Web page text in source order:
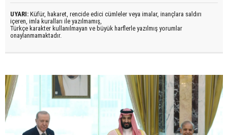
UYARI: Küfür, hakaret, rencide edici cümleler veya imalar, inançlara saldırı
içeren, imla kuralları ile yazılmamış,
Türkçe karakter kullanılmayan ve büyük harflerle yazılmış yorumlar
onaylanmamaktadır.